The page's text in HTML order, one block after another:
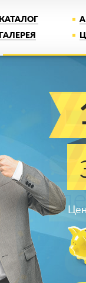
КАТАЛОГ
ГАЛЕРЕЯ